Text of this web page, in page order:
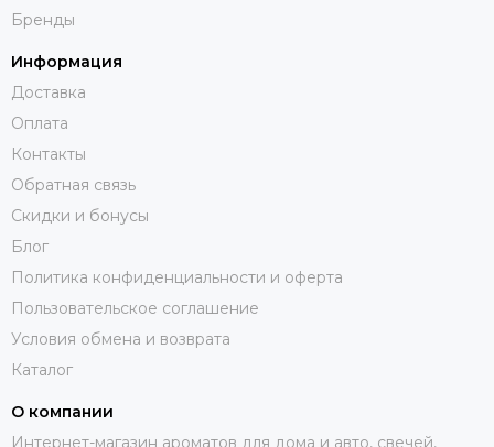
Бренды
Информация
Доставка
Оплата
Контакты
Обратная связь
Скидки и бонусы
Блог
Политика конфиденциальности и оферта
Пользовательское соглашение
Условия обмена и возврата
Каталог
О компании
Интернет-магазин ароматов для дома и авто, свечей,